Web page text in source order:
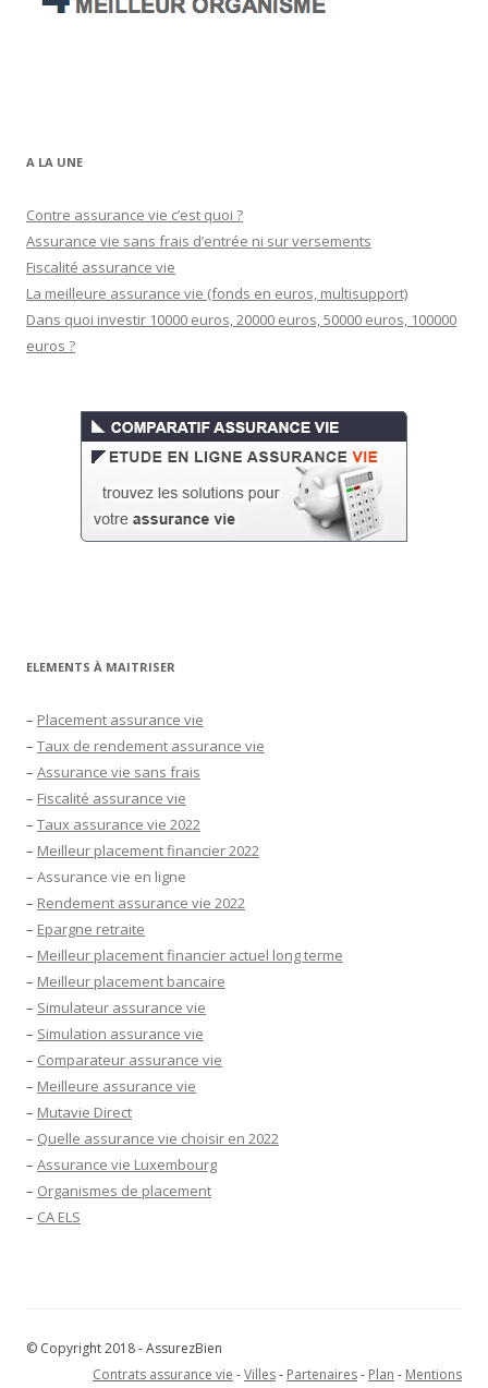
A LA UNE
Contre assurance vie c’est quoi ?
Assurance vie sans frais d’entrée ni sur versements
Fiscalité assurance vie
La meilleure assurance vie (fonds en euros, multisupport)
Dans quoi investir 10000 euros, 20000 euros, 50000 euros, 100000
euros ?
ELEMENTS À MAITRISER
– Placement assurance vie
– Taux de rendement assurance vie
– Assurance vie sans frais
– Fiscalité assurance vie
– Taux assurance vie 2022
– Meilleur placement financier 2022
– Assurance vie en ligne
– Rendement assurance vie 2022
– Epargne retraite
– Meilleur placement financier actuel long terme
– Meilleur placement bancaire
– Simulateur assurance vie
– Simulation assurance vie
– Comparateur assurance vie
– Meilleure assurance vie
– Mutavie Direct
– Quelle assurance vie choisir en 2022
– Assurance vie Luxembourg
– Organismes de placement
– CA ELS
© Copyright 2018 - AssurezBien
Contrats assurance vie -Villes- Partenaires- Plan - Mentions